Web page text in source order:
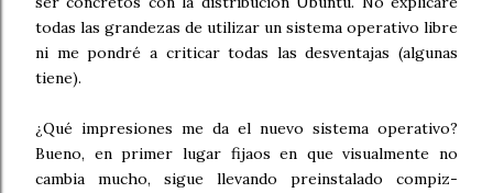
todas las grandezas de utilizar un sistema operativo libre
ni me pondré a criticar todas las desventajas (algunas
tiene).
¿Qué impresiones me da el nuevo sistema operativo?
Bueno, en primer lugar fijaos en que visualmente no
cambia mucho, sigue llevando preinstalado compiz-